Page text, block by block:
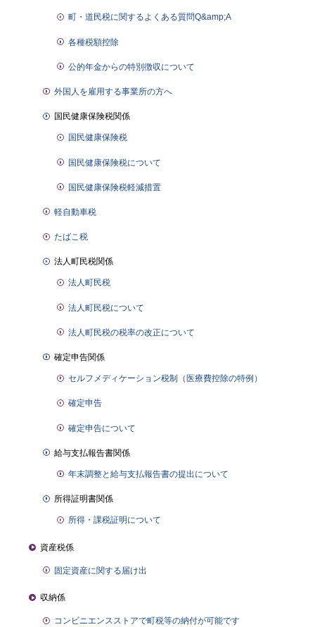
町・道民税に関するよくある質問Q&amp;A
各種税額控除
公的年金からの特別徴収について
外国人を雇用する事業所の方へ
国民健康保険税関係
国民健康保険税
国民健康保険税について
国民健康保険税軽減措置
軽自動車税
たばこ税
法人町民税関係
法人町民税
法人町民税について
法人町民税の税率の改正について
確定申告関係
セルフメディケーション税制（医療費控除の特例）
確定申告
確定申告について
給与支払報告書関係
年末調整と給与支払報告書の提出について
所得証明書関係
所得・課税証明について
資産税係
固定資産に関する届け出
収納係
コンビニエンスストアで町税等の納付が可能です